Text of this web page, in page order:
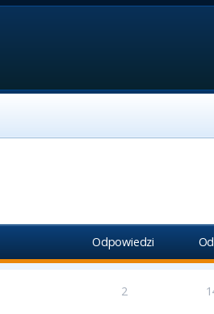
Odpowiedzi
2